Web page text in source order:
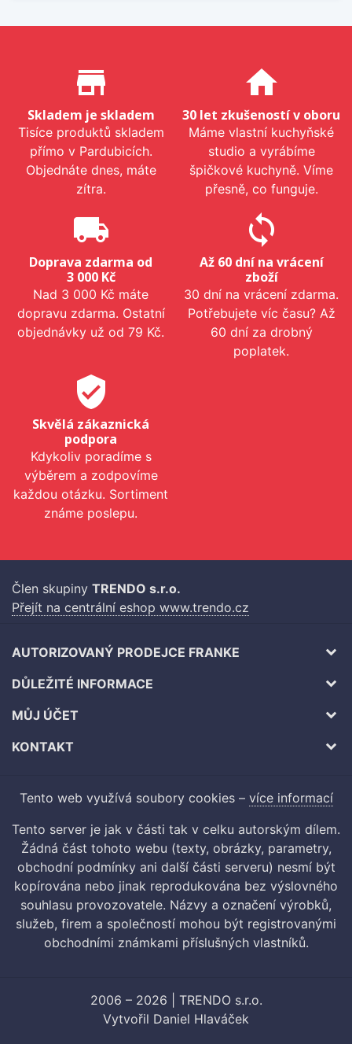
Proč nakupovat u nás?
store_mall_directory
Skladem je skladem
Tisíce produktů skladem
přímo v Pardubicích.
Objednáte dnes, máte
zítra.
home
30 let zkušeností v oboru
Máme vlastní kuchyňské
studio a vyrábíme
špičkové kuchyně. Víme
přesně, co funguje.
local_shipping
Doprava zdarma od
3 000 Kč
Nad 3 000 Kč máte
dopravu zdarma. Ostatní
objednávky už od 79 Kč.
sync
Až 60 dní na vrácení
zboží
30 dní na vrácení zdarma.
Potřebujete víc času? Až
60 dní za drobný
poplatek.
verified_user
Skvělá zákaznická
podpora
Kdykoliv poradíme s
výběrem a zodpovíme
každou otázku. Sortiment
známe poslepu.
Člen skupiny TRENDO s.r.o.
Přejít na centrální eshop www.trendo.cz
AUTORIZOVANÝ PRODEJCE FRANKE
DŮLEŽITÉ INFORMACE
MŮJ ÚČET
KONTAKT
Tento web využívá soubory cookies – více informací
Tento server je jak v části tak v celku autorským dílem.
Žádná část tohoto webu (texty, obrázky, parametry,
obchodní podmínky ani další části serveru) nesmí být
kopírována nebo jinak reprodukována bez výslovného
souhlasu provozovatele. Názvy a označení výrobků,
služeb, firem a společností mohou být registrovanými
obchodními známkami příslušných vlastníků.
2006 – 2026 | TRENDO s.r.o.
Vytvořil Daniel Hlaváček